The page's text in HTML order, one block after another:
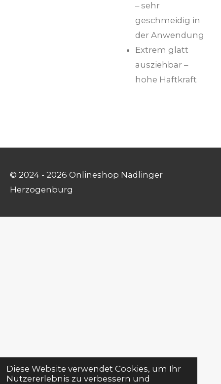
Diese Website verwendet Cookies, um Ihr
Nutzererlebnis zu verbessern und
– sehr
geschmeidig in
der Anwendung
Extrem glatt
ausziehbar –
hohe Haftkraft
© 2024 - 2026 Onlineshop Nadlinger
Herzogenburg